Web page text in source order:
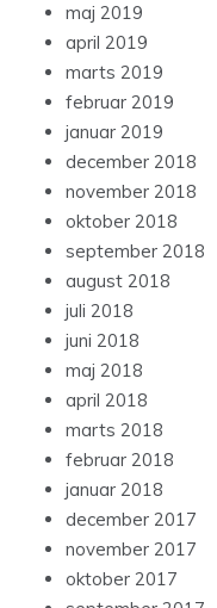
maj 2019
april 2019
marts 2019
februar 2019
januar 2019
december 2018
november 2018
oktober 2018
september 2018
august 2018
juli 2018
juni 2018
maj 2018
april 2018
marts 2018
februar 2018
januar 2018
december 2017
november 2017
oktober 2017